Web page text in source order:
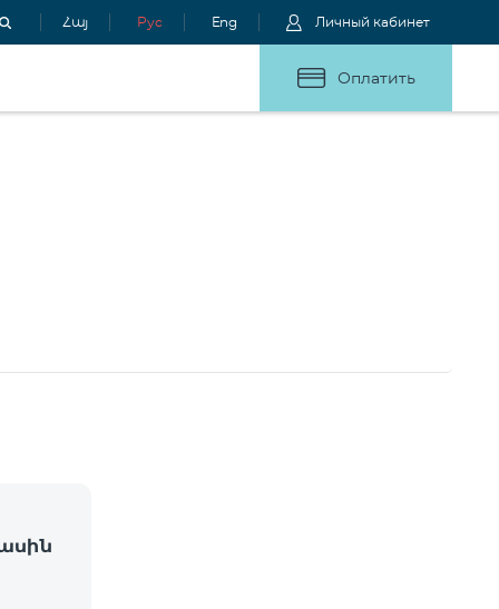
Հայ Рус Eng Личный кабинет
Оплатить